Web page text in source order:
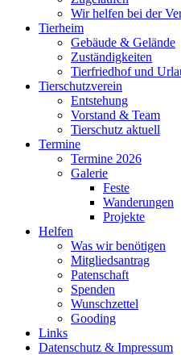
Wir helfen bei der
Tierheim
Gebäude & Gelände
Zuständigkeiten
Tierfriedhof und
Tierschutzverein
Entstehung
Vorstand & Team
Tierschutz aktuell
Termine
Termine 2026
Galerie
Feste
Wanderungen
Projekte
Helfen
Was wir benötigen
Mitgliedsantrag
Patenschaft
Spenden
Wunschzettel
Gooding
Links
Datenschutz & Impressum